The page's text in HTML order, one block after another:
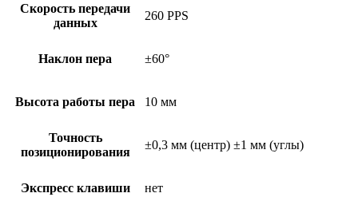
Скорость передачи
данных
260 PPS
Наклон пера ±60°
Высота работы пера 10 мм
Точность
позиционирования
±0,3 мм (центр) ±1 мм (углы)
Экспресс клавиши нет